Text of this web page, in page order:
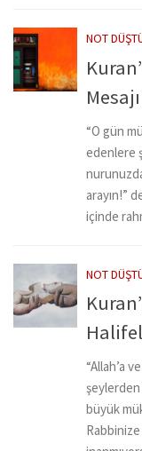
NOT
Mesajı
“O gün
edenlere
arayın!”
içinde
NOT
“Allah’a
şeylerden
büyük